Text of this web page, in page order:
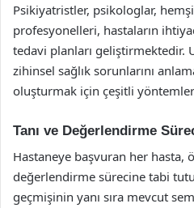
Psikiyatristler, psikologlar,
profesyonelleri, hastaların
tedavi planları geliştirmektedir.
zihinsel sağlık sorunlarını
oluşturmak için çeşitli
Tanı ve Değerlendirme
Hastaneye başvuran her hasta,
değerlendirme sürecine tabi
geçmişinin yanı sıra mevcut